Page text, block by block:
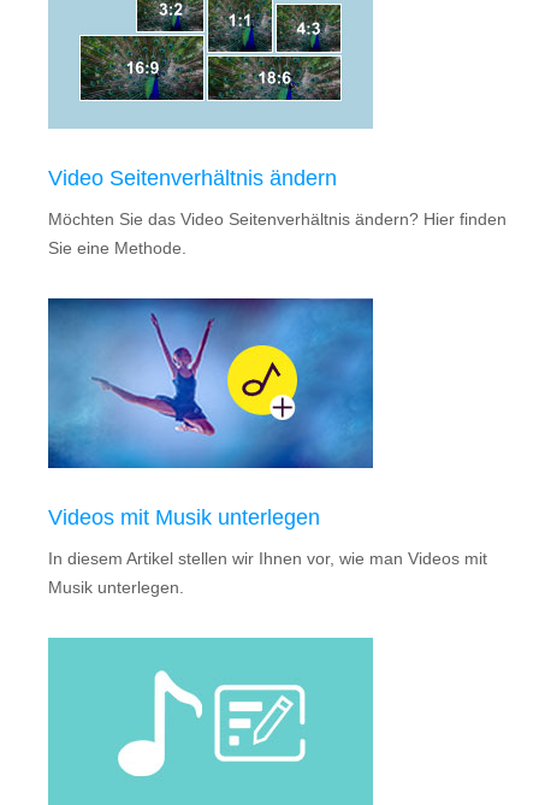
Video Seitenverhältnis ändern
Möchten Sie das Video Seitenverhältnis ändern? Hier finden
Sie eine Methode.
Videos mit Musik unterlegen
In diesem Artikel stellen wir Ihnen vor, wie man Videos mit
Musik unterlegen.